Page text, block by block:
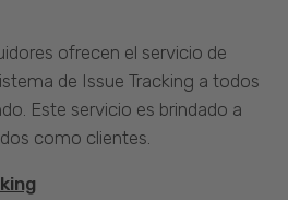
ofrecen el servicio de
de Issue Tracking a todos
Este servicio es brindado a
como clientes.